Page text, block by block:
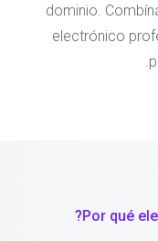
dominio.
electrónico